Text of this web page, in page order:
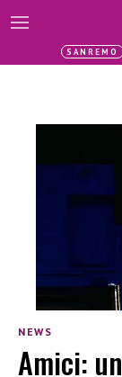
SANREMO
NEWS
Amici: